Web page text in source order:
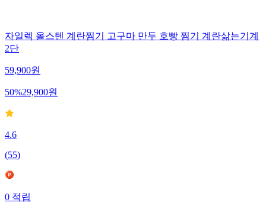
자일렉 올스텐 계란찜기 고구마 만두 호빵 찜기 계란삶는기계
2단
59,900원
50%29,900원
4.6
(55)
0 적립